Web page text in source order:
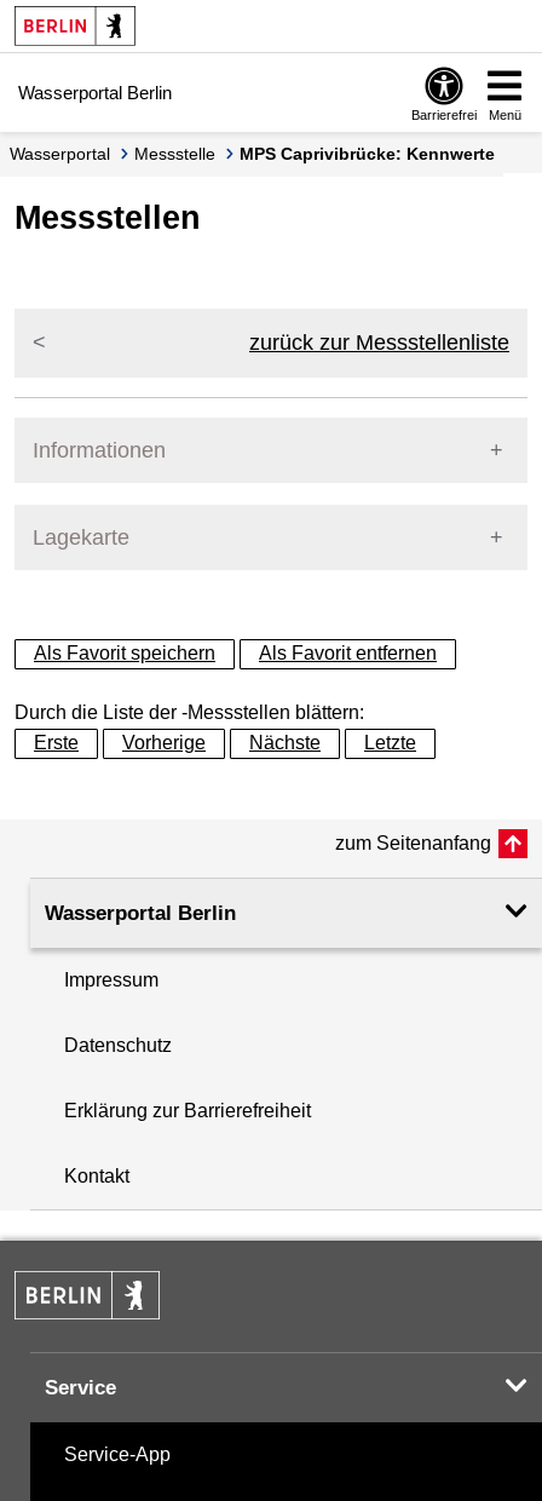
Springe zur Navigation
Springe zum Inhalt
Wasserportal Berlin
Barrierefrei Menü
Wasserportal Messstelle MPS Caprivibrücke: Kennwerte
Messstellen
zurück zur Messstellenliste
Informationen
Messstellennummer
Gewässer Spree
Betreiber Land Berlin
Lagekarte
+
−
+
−
Als Favorit speichern Als Favorit entfernen
Durch die Liste der -Messstellen blättern:
Erste
Vorherige Nächste Letzte
zum Seitenanfang
Wasserportal Berlin
Impressum
Datenschutz
Erklärung zur Barrierefreiheit
Kontakt
Service
Service-App